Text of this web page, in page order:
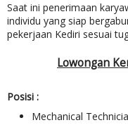
Saat ini penerimaan
individu yang siap
pekerjaan Kediri sesuai
Lowongan
Posisi :
Mechanical